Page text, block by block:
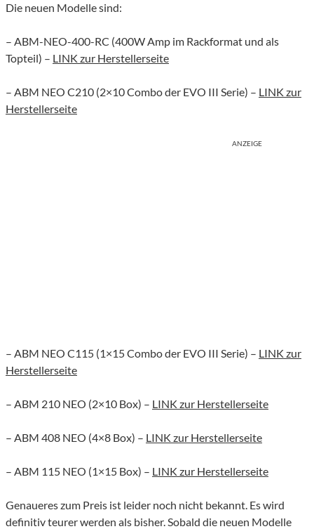
Die neuen Modelle sind:
– ABM-NEO-400-RC (400W Amp im Rackformat und als
Topteil) – LINK zur Herstellerseite
– ABM NEO C210 (2×10 Combo der EVO III Serie) – LINK zur
Herstellerseite
ANZEIGE
– ABM NEO C115 (1×15 Combo der EVO III Serie) – LINK zur
Herstellerseite
– ABM 210 NEO (2×10 Box) – LINK zur Herstellerseite
– ABM 408 NEO (4×8 Box) – LINK zur Herstellerseite
– ABM 115 NEO (1×15 Box) – LINK zur Herstellerseite
Genaueres zum Preis ist leider noch nicht bekannt. Es wird
definitiv teurer werden als bisher. Sobald die neuen Modelle